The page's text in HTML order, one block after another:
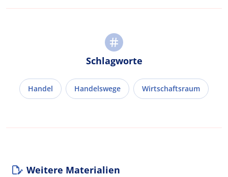
Schlagworte
Handel Handelswege Wirtschaftsraum
Weitere Materialien